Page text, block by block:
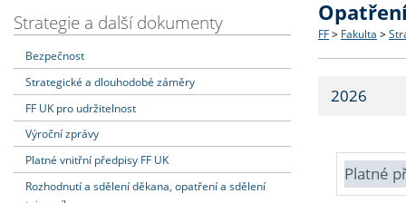
Dozvědět se více
Struktura
Strategie
Fakultní
Podat přihlášku
Co
Učitelské
Dozvědět se více
Dozvědět se více
O vědě a
Dozvědět se více
Aktuální
Strategie a další dokumenty
Bezpečnost
Strategické a dlouhodobé záměry
FF UK pro udržitelnost
Výroční zprávy
Platné vnitřní předpisy FF UK
Rozhodnutí a sdělení děkana, opatření a sdělení
FF > Fakulta >
2026
Platné